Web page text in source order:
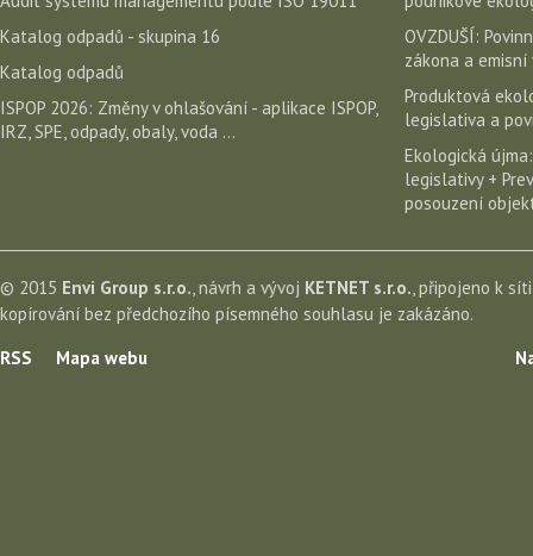
Katalog odpadů - skupina 16
Katalog odpadů
ISPOP 2026: Změny v ohlašování - aplikace ISPOP,
IRZ, SPE, odpady, obaly, voda ...
OVZDUŠÍ:
zákona a emisní
Produktová
legislativa a
Ekologická
legislativy +
posouzení
© 2015 Envi Group s.r.o., návrh a vývoj KETNET s.r.o., připojeno k
kopírování bez předchozího písemného souhlasu je zakázáno.
RSS
Mapa webu